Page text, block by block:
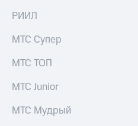
Собрания
акционеров
Личный
кабинет
акционера
Акционерный
капитал
Контроль
РИИЛ
МТС Супер
МТС ТОП
МТС Junior
МТС Мудрый